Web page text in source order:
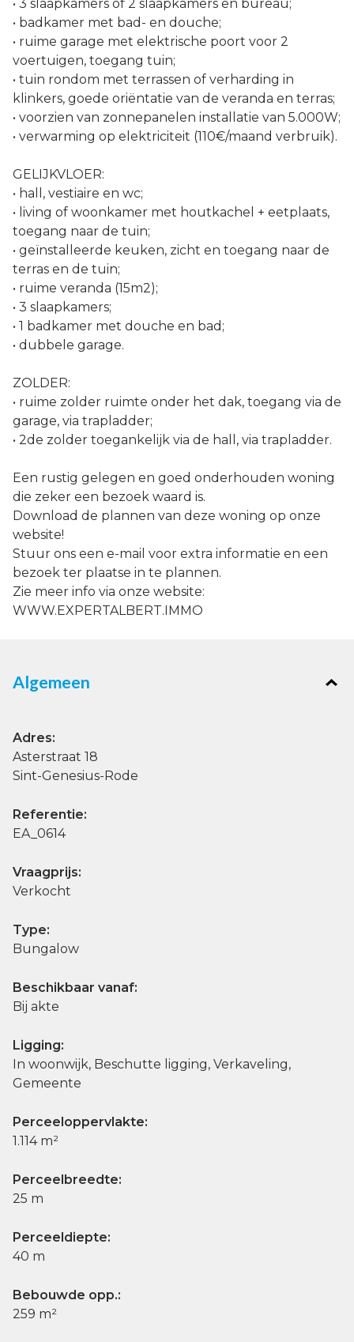
• 3 slaapkamers of 2 slaapkamers en bureau;
• badkamer met bad- en douche;
• ruime garage met elektrische poort voor 2
voertuigen, toegang tuin;
• tuin rondom met terrassen of verharding in
klinkers, goede oriëntatie van de veranda en terras;
• voorzien van zonnepanelen installatie van 5.000W;
• verwarming op elektriciteit (110€/maand verbruik).
GELIJKVLOER:
• hall, vestiaire en wc;
• living of woonkamer met houtkachel + eetplaats,
toegang naar de tuin;
• geïnstalleerde keuken, zicht en toegang naar de
terras en de tuin;
• ruime veranda (15m2);
• 3 slaapkamers;
• 1 badkamer met douche en bad;
• dubbele garage.
ZOLDER:
• ruime zolder ruimte onder het dak, toegang via de
garage, via trapladder;
• 2de zolder toegankelijk via de hall, via trapladder.
Een rustig gelegen en goed onderhouden woning
die zeker een bezoek waard is.
Download de plannen van deze woning op onze
website!
Stuur ons een e-mail voor extra informatie en een
bezoek ter plaatse in te plannen.
Zie meer info via onze website:
WWW.EXPERTALBERT.IMMO
Algemeen
Adres:
Asterstraat 18
Sint-Genesius-Rode
Referentie:
EA_0614
Vraagprijs:
Verkocht
Type:
Bungalow
Beschikbaar vanaf:
Bij akte
Ligging:
In woonwijk, Beschutte ligging, Verkaveling,
Gemeente
Perceeloppervlakte:
1.114 m²
Perceelbreedte:
25 m
Perceeldiepte:
40 m
Bebouwde opp.:
259 m²